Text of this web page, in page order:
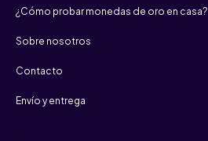
¿Cómo probar monedas de oro en casa?
Sobre nosotros
Contacto
Envío y entrega